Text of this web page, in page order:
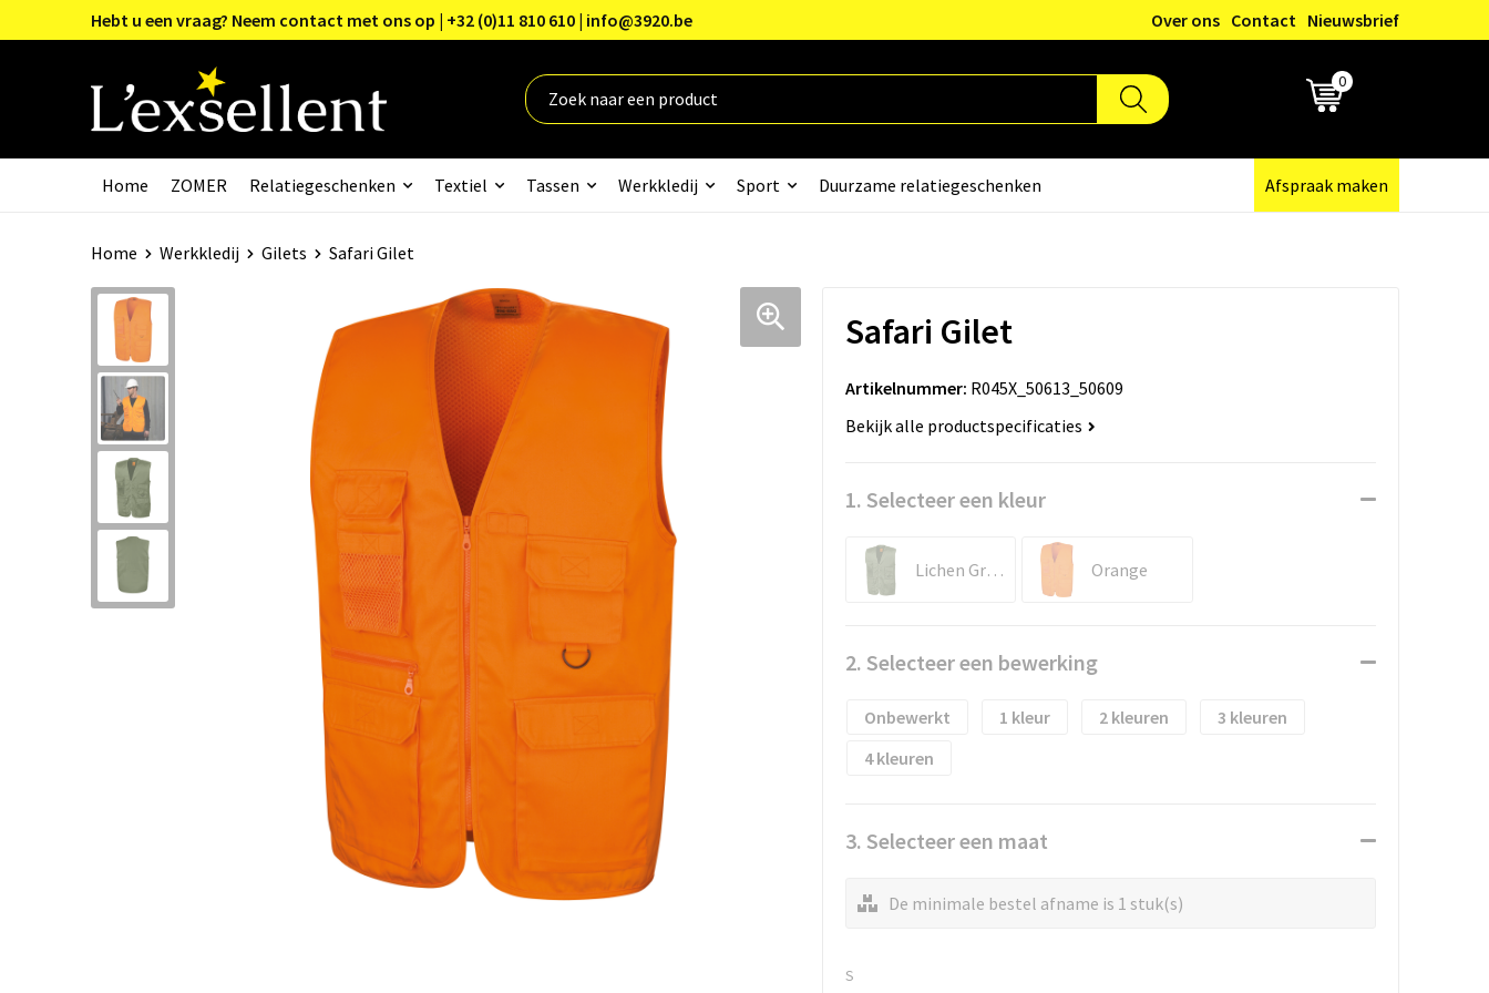
Hebt u een vraag? Neem contact met ons op | +32 (0)11 810 610 | info@3920.be Over ons Contact Nieuwsbrief
0
Home ZOMER Relatiegeschenken Textiel Tassen Werkkledij Sport Duurzame relatiegeschenken Afspraak maken
Home Werkkledij Gilets Safari Gilet
Safari Gilet
Artikelnummer: R045X_50613_50609
Bekijk alle productspecificaties
1. Selecteer een kleur
Lichen Green Orange
2. Selecteer een bewerking
Onbewerkt 1 2
3
4
3. Selecteer een maat
De minimale bestel afname is 1 stuk(s)
S